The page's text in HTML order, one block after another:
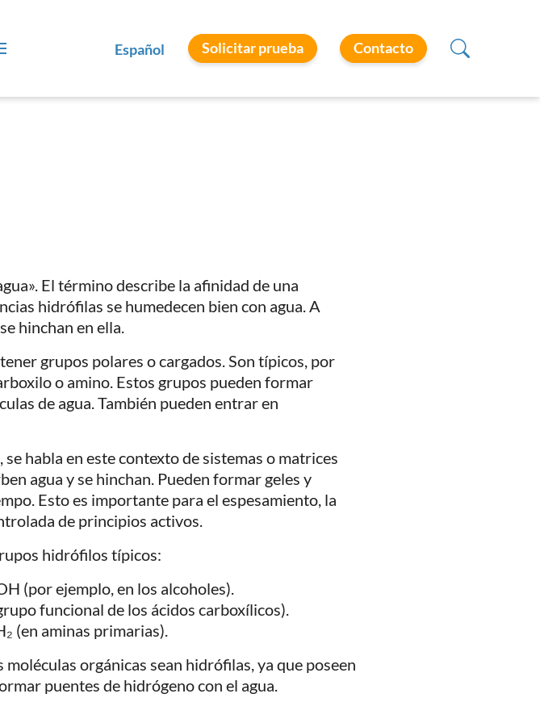
Español Solicitar prueba Contacto
El término describe la afinidad de una
hidrófilas se humedecen bien con agua. A
hinchan en ella.
grupos polares o cargados. Son típicos, por
o amino. Estos grupos pueden formar
de agua. También pueden entrar en
habla en este contexto de sistemas o matrices
agua y se hinchan. Pueden formar geles y
Esto es importante para el espesamiento, la
de principios activos.
hidrófilos típicos:
(por ejemplo, en los alcoholes).
funcional de los ácidos carboxílicos).
(en aminas primarias).
orgánicas sean hidrófilas, ya que poseen
puentes de hidrógeno con el agua.